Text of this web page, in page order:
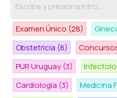
Examen Único (28)
Obstetricia (8)
PUR Uruguay (3)
Cardiología (3) Medicina